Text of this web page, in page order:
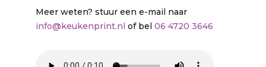
Meer weten? stuur een e-mail naar
info@keukenprint.nl of bel 06 4720 3646